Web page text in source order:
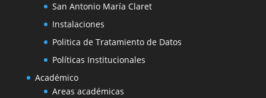
San Antonio María Claret
Instalaciones
Politica de Tratamiento de Datos
Políticas Institucionales
Académico
Areas académicas